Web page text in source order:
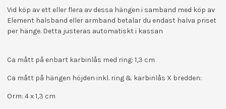
Vid köp av ett eller flera av dessa hängen i samband med köp av
Element halsband eller armband betalar du endast halva priset
per hänge. Detta justeras automatiskt i kassan
Ca mått på enbart karbinlås med ring: 1,3 cm
Ca mått på hängen höjden inkl. ring & karbinlås X bredden:
Orm: 4 x 1,3 cm